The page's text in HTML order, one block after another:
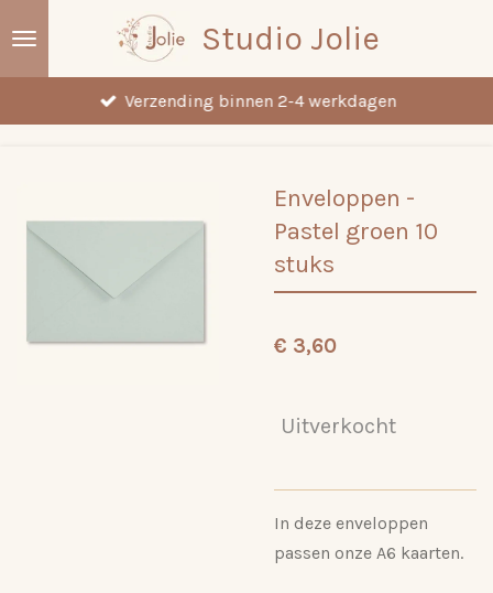
Studio Jolie
Verzending binnen 2-4 werkdagen
Enveloppen -
Pastel groen 10
stuks
€ 3,60
Uitverkocht
In deze enveloppen
passen onze A6 kaarten.